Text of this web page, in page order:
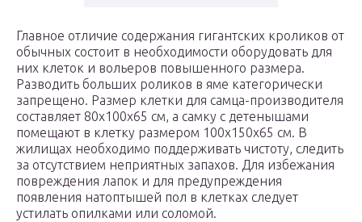
Главное отличие содержания гигантских кроликов от
обычных состоит в необходимости оборудовать для
них клеток и вольеров повышенного размера.
Разводить больших роликов в яме категорически
запрещено. Размер клетки для самца-производителя
составляет 80х100х65 см, а самку с детенышами
помещают в клетку размером 100х150х65 см. В
жилищах необходимо поддерживать чистоту, следить
за отсутствием неприятных запахов. Для избежания
повреждения лапок и для предупреждения
появления натоптышей пол в клетках следует
устилать опилками или соломой.